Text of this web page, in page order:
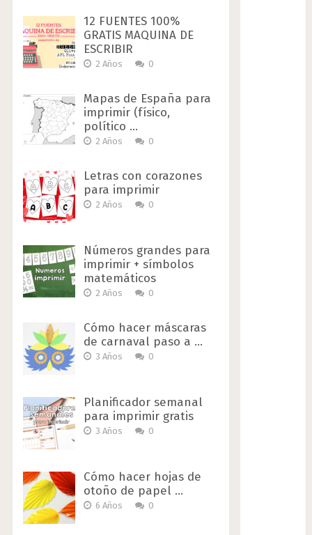
12 FUENTES 100%
GRATIS MAQUINA DE
ESCRIBIR
2 Años 0
Mapas de España para
imprimir (físico,
político …
2 Años 0
Letras con corazones
para imprimir
2 Años 0
Números grandes para
imprimir + símbolos
matemáticos
2 Años 0
Cómo hacer máscaras
de carnaval paso a …
3 Años 0
Planificador semanal
para imprimir gratis
3 Años 0
Cómo hacer hojas de
otoño de papel …
6 Años 0